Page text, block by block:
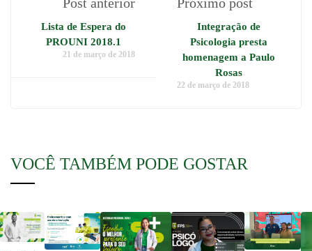
Post anterior
Lista de Espera do
PROUNI 2018.1
21 de março de 2018
Próximo post
Integração de
Psicologia presta
homenagem a Paulo
Rosas
22 de março de 2018
VOCÊ TAMBÉM PODE GOSTAR